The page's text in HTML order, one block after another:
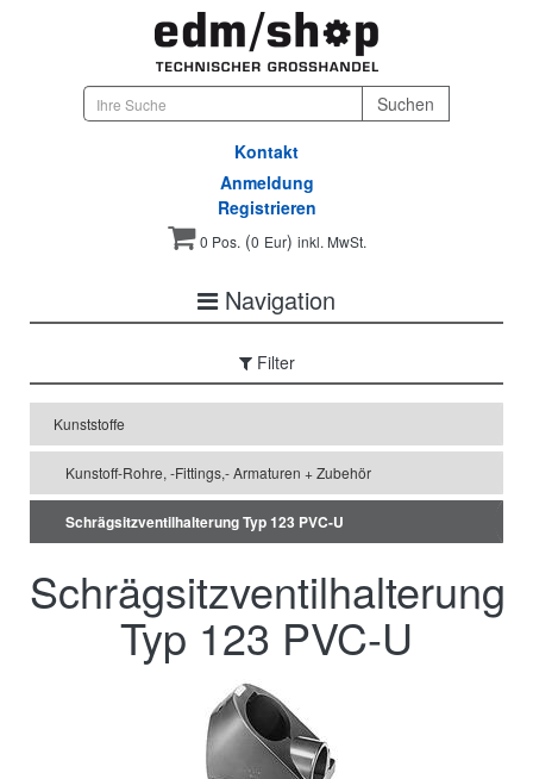
Kontakt
Anmeldung
Registrieren
0 Pos.(0 Eur) inkl. MwSt.
Navigation
Filter
Kunststoffe
Kunstoff-Rohre, -Fittings,- Armaturen + Zubehör
Schrägsitzventilhalterung Typ 123 PVC-U
Schrägsitzventilhalterung
Typ 123 PVC-U